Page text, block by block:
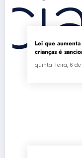
Lei que
crianças é
quinta-feira, 6